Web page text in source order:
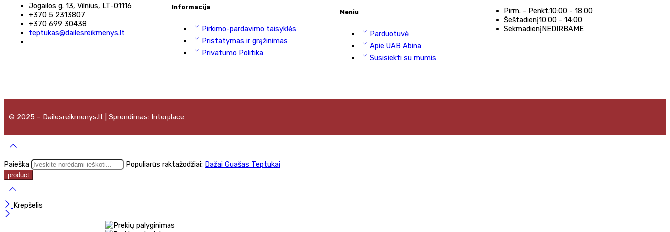
Jogailos g. 13, Vilnius, LT-01116
+370 5 2313807
+370 699 30438
teptukas@dailesreikmenys.lt
Informacija
Pirkimo-pardavimo taisyklės
Pristatymas ir grąžinimas
Privatumo Politika
Meniu
Parduotuvė
Apie UAB Abina
Susisiekti su mumis
Pirm. - Penkt.10:00 - 18:00
Šeštadienį10:00 - 14:00
SekmadienįNEDIRBAME
© 2025 – Dailesreikmenys.lt | Sprendimas: Interplace
Paieška Populiarūs raktažodžiai: Dažai Guašas Teptukai
Krepšelis